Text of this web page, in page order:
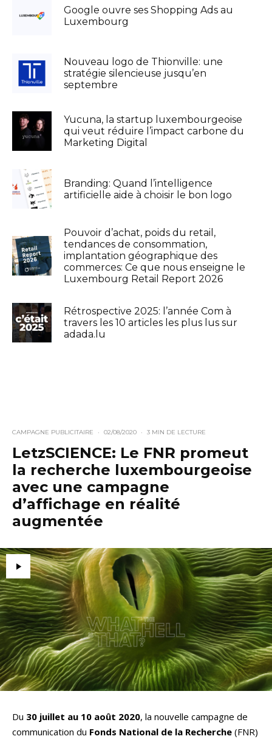
Google ouvre ses Shopping Ads au
Luxembourg
Nouveau logo de Thionville: une
stratégie silencieuse jusqu’en
septembre
Yucuna, la startup luxembourgeoise
qui veut réduire l’impact carbone du
Marketing Digital
Branding: Quand l’intelligence
artificielle aide à choisir le bon logo
Pouvoir d’achat, poids du retail,
tendances de consommation,
implantation géographique des
commerces: Ce que nous enseigne le
Luxembourg Retail Report 2026
Rétrospective 2025: l’année Com à
travers les 10 articles les plus lus sur
adada.lu
CAMPAGNE PUBLICITAIRE · 02/08/2020 · 3 MIN DE LECTURE
LetzSCIENCE: Le FNR promeut
la recherche luxembourgeoise
avec une campagne
d’affichage en réalité
augmentée
Du 30 juillet au 10 août 2020, la nouvelle campagne de
communication du Fonds National de la Recherche (FNR)